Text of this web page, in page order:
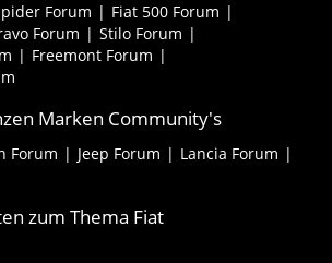
Forum
Fiat 500 Forum
Forum
Stilo Forum
Freemont Forum
Marken Community's
Forum Jeep Forum
Lancia Forum
zum Thema Fiat